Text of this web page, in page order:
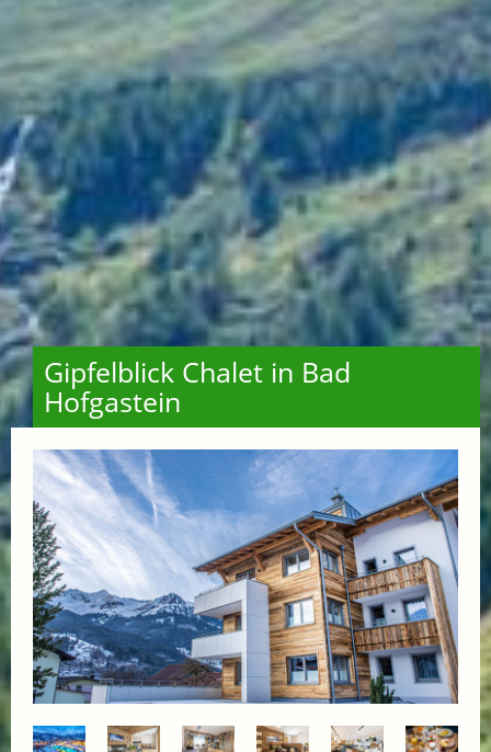
Gipfelblick Chalet in Bad
Hofgastein